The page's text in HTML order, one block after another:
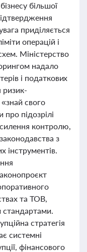
більшої
приділяється
операцій і
Міністерство
надало
і податкових
ризик-
свого
про підозрілі
контролю,
з
інструментів.
та ТОВ,
стандартами.
стратегія
системні
фінансового